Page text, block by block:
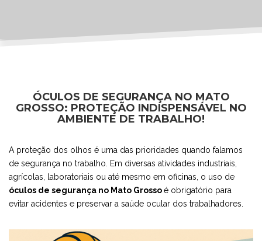
ÓCULOS DE SEGURANÇA NO MATO
GROSSO: PROTEÇÃO INDISPENSÁVEL NO
AMBIENTE DE TRABALHO!
A proteção dos olhos é uma das prioridades quando falamos
de segurança no trabalho. Em diversas atividades industriais,
agrícolas, laboratoriais ou até mesmo em oficinas, o uso de
óculos de segurança no Mato Grossoé obrigatório para
evitar acidentes e preservar a saúde ocular dos trabalhadores.